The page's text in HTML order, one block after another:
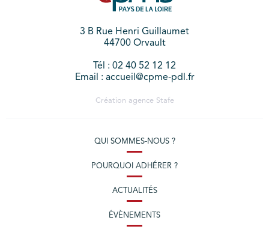
3 B Rue Henri Guillaumet
44700 Orvault
Tél : 02 40 52 12 12
Email : accueil@cpme-pdl.fr
Création agence Stafe
QUI SOMMES-NOUS ?
POURQUOI ADHÉRER ?
ACTUALITÉS
ÉVÈNEMENTS